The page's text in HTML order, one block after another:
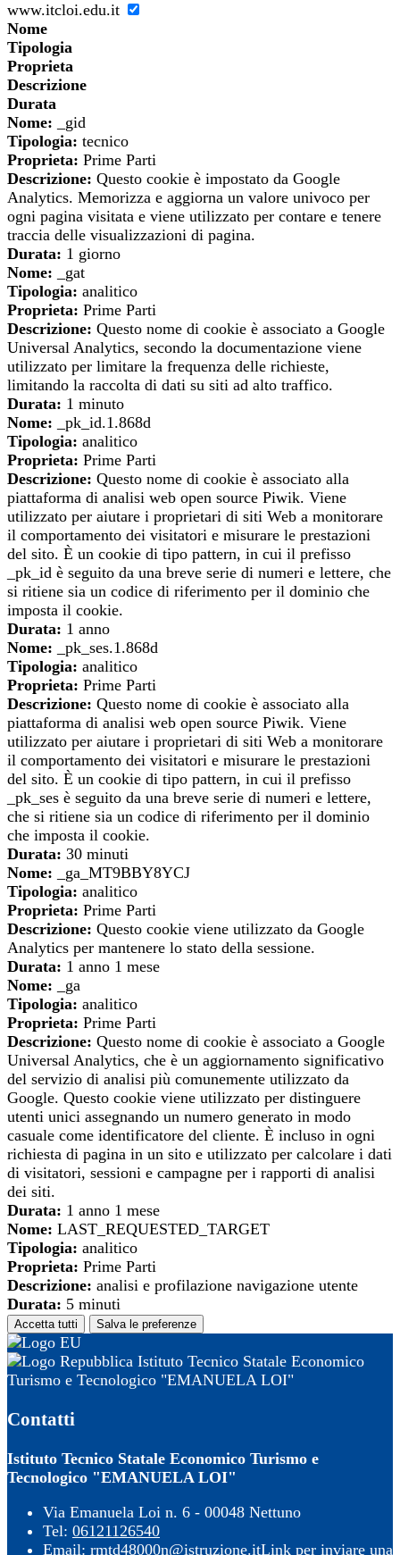
www.itcloi.edu.it
Nome
Tipologia
Proprieta
Descrizione
Durata
Nome: _gid
Tipologia: tecnico
Proprieta: Prime Parti
Descrizione: Questo cookie è impostato da Google
Analytics. Memorizza e aggiorna un valore univoco per
ogni pagina visitata e viene utilizzato per contare e tenere
traccia delle visualizzazioni di pagina.
Durata: 1 giorno
Nome: _gat
Tipologia: analitico
Proprieta: Prime Parti
Descrizione: Questo nome di cookie è associato a Google
Universal Analytics, secondo la documentazione viene
utilizzato per limitare la frequenza delle richieste,
limitando la raccolta di dati su siti ad alto traffico.
Durata: 1 minuto
Nome: _pk_id.1.868d
Tipologia: analitico
Proprieta: Prime Parti
Descrizione: Questo nome di cookie è associato alla
piattaforma di analisi web open source Piwik. Viene
utilizzato per aiutare i proprietari di siti Web a monitorare
il comportamento dei visitatori e misurare le prestazioni
del sito. È un cookie di tipo pattern, in cui il prefisso
_pk_id è seguito da una breve serie di numeri e lettere, che
si ritiene sia un codice di riferimento per il dominio che
imposta il cookie.
Durata: 1 anno
Nome: _pk_ses.1.868d
Tipologia: analitico
Proprieta: Prime Parti
Descrizione: Questo nome di cookie è associato alla
piattaforma di analisi web open source Piwik. Viene
utilizzato per aiutare i proprietari di siti Web a monitorare
il comportamento dei visitatori e misurare le prestazioni
del sito. È un cookie di tipo pattern, in cui il prefisso
_pk_ses è seguito da una breve serie di numeri e lettere,
che si ritiene sia un codice di riferimento per il dominio
che imposta il cookie.
Durata: 30 minuti
Nome: _ga_MT9BBY8YCJ
Tipologia: analitico
Proprieta: Prime Parti
Descrizione: Questo cookie viene utilizzato da Google
Analytics per mantenere lo stato della sessione.
Durata: 1 anno 1 mese
Nome: _ga
Tipologia: analitico
Proprieta: Prime Parti
Descrizione: Questo nome di cookie è associato a Google
Universal Analytics, che è un aggiornamento significativo
del servizio di analisi più comunemente utilizzato da
Google. Questo cookie viene utilizzato per distinguere
utenti unici assegnando un numero generato in modo
casuale come identificatore del cliente. È incluso in ogni
richiesta di pagina in un sito e utilizzato per calcolare i dati
di visitatori, sessioni e campagne per i rapporti di analisi
dei siti.
Durata: 1 anno 1 mese
Nome: LAST_REQUESTED_TARGET
Tipologia: analitico
Proprieta: Prime Parti
Descrizione: analisi e profilazione navigazione utente
Durata: 5 minuti
Accetta tutti Salva le preferenze
Istituto Tecnico Statale Economico
Turismo e Tecnologico "EMANUELA LOI"
Contatti
Istituto Tecnico Statale Economico Turismo e
Tecnologico "EMANUELA LOI"
Via Emanuela Loi n. 6 - 00048 Nettuno
Tel: 06121126540
Email: rmtd48000n@istruzione.itLink per inviare una